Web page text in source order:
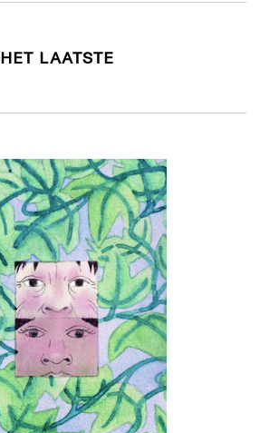
HET LAATSTE